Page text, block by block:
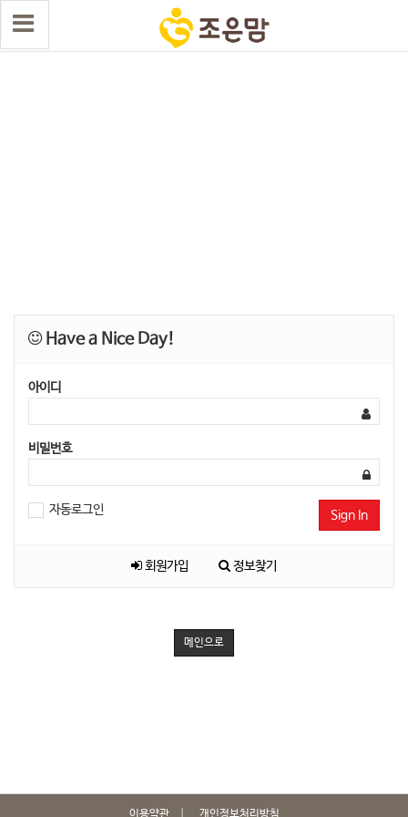
Have a Nice Day!
아이디
비밀번호
자동로그인 Sign In
회원가입 정보찾기
메인으로
이용약관 개인정보처리방침